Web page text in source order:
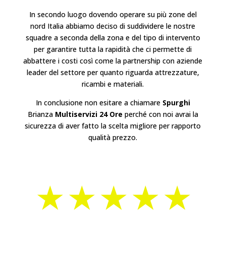
In secondo luogo dovendo operare su più zone del
nord Italia abbiamo deciso di suddividere le nostre
squadre a seconda della zona e del tipo di intervento
per garantire tutta la rapidità che ci permette di
abbattere i costi così come la partnership con aziende
leader del settore per quanto riguarda attrezzature,
ricambi e materiali.
In conclusione non esitare a chiamare Spurghi
Brianza Multiservizi 24 Ore perché con noi avrai la
sicurezza di aver fatto la scelta migliore per rapporto
qualità prezzo.
⋆⋆⋆⋆⋆